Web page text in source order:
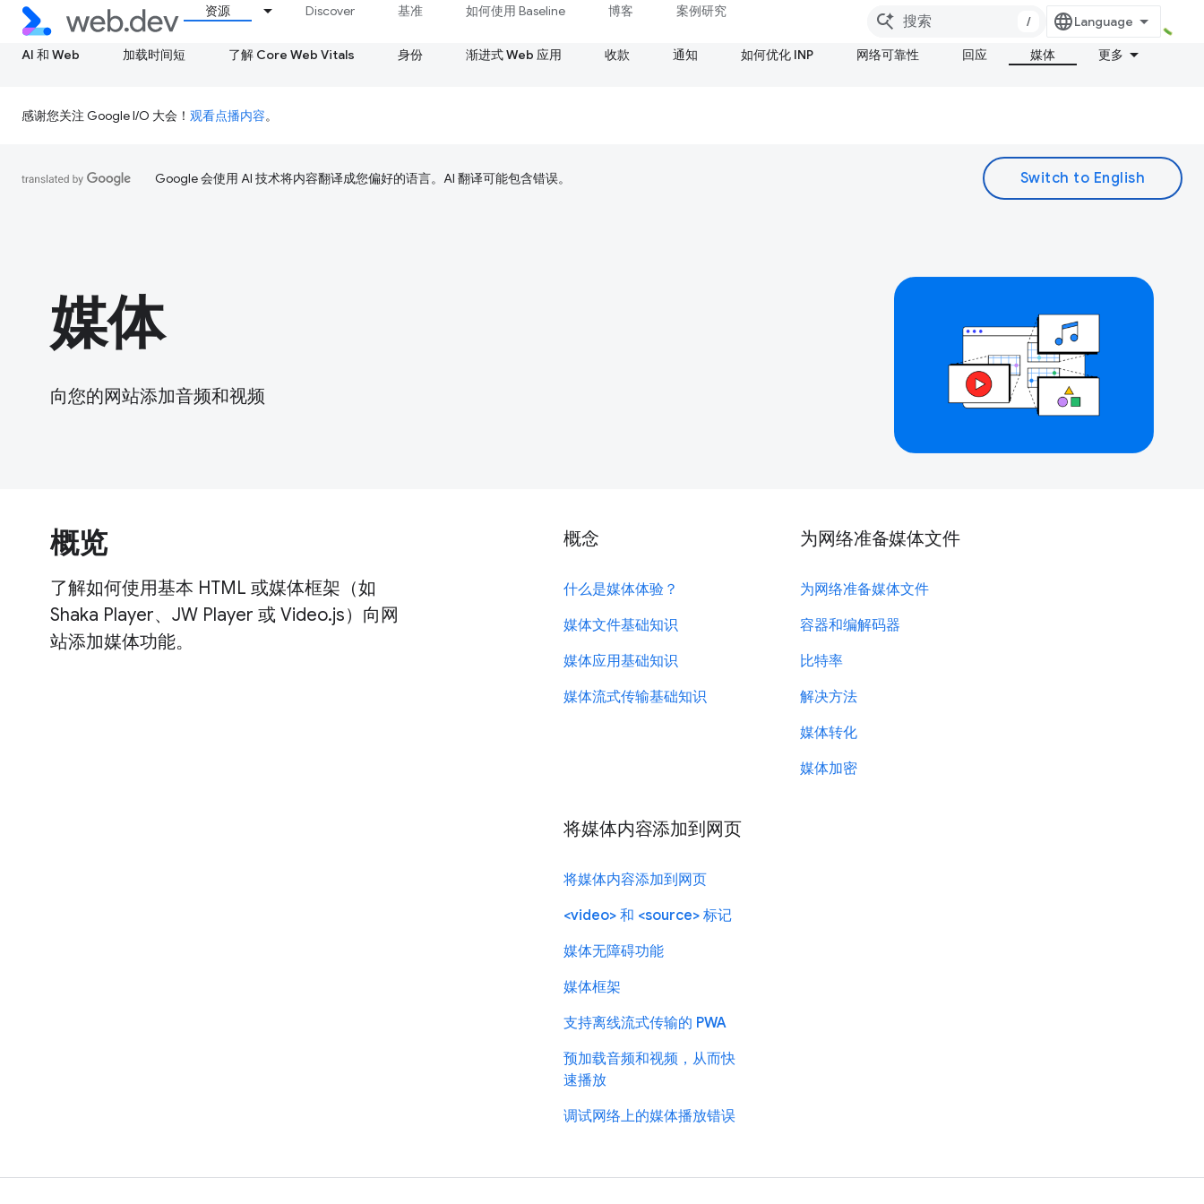
资源 Discover 基准 如何使用 Baseline 博客 案例研究
/
AI 和 Web 加载时间短 了解 Core Web Vitals 身份 渐进式 Web 应用 收款 通知 如何优化 INP 网络可靠性 回应 媒体 更多
感谢您关注 Google I/O 大会！ 观看点播内容。
Google 会使用 AI 技术将内容翻译成您偏好的语言。AI 翻译可能包含错误。
媒体
向您的网站添加音频和视频
概览
了解如何使用基本 HTML 或媒体框架（如
Shaka Player、JW Player 或 Video.js）向网
站添加媒体功能。
概念
什么是媒体体验？
媒体文件基础知识
媒体应用基础知识
媒体流式传输基础知识
为网络准备媒体文件
为网络准备媒体文件
容器和编解码器
比特率
解决方法
媒体转化
媒体加密
将媒体内容添加到网页
将媒体内容添加到网页
<video> 和 <source> 标记
媒体无障碍功能
媒体框架
支持离线流式传输的 PWA
预加载音频和视频，从而快
速播放
调试网络上的媒体播放错误